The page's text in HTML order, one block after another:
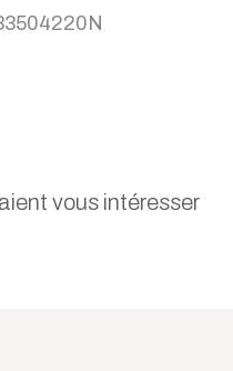
vous intéresser